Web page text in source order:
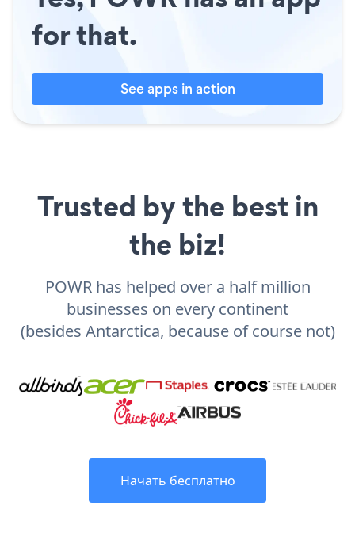
for that.
See apps in action
Trusted by the best in
the biz!
POWR has helped over a half million
businesses on every continent
(besides Antarctica, because of course not)
Начать бесплатно